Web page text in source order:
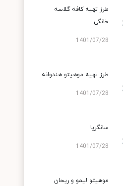
طرز تهیه کافه گلاسه
خانگی
1401/07/28
طرز تهیه موهیتو هندوانه
1401/07/28
سانگریا
1401/07/28
موهیتو لیمو و ریحان